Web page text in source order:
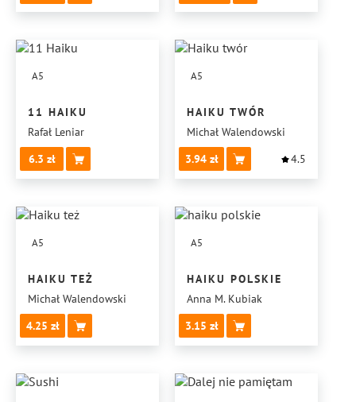
A5
11 HAIKU
Rafał Leniar
6.3
A5
HAIKU TWÓR
Michał Walendowski
3.94
4.5
A5
HAIKU TEŻ
Michał Walendowski
4.25
A5
HAIKU POLSKIE
Anna M. Kubiak
3.15